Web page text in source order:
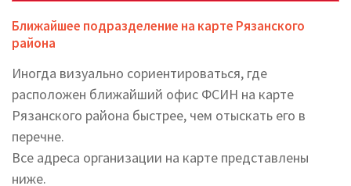
Ближайшее подразделение на карте Рязанского
района
Иногда визуально сориентироваться, где
расположен ближайший офис ФСИН на карте
Рязанского района быстрее, чем отыскать его в
перечне.
Все адреса организации на карте представлены
ниже.